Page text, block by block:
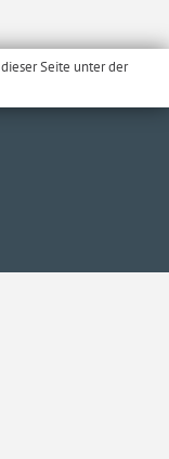
Seite unter der